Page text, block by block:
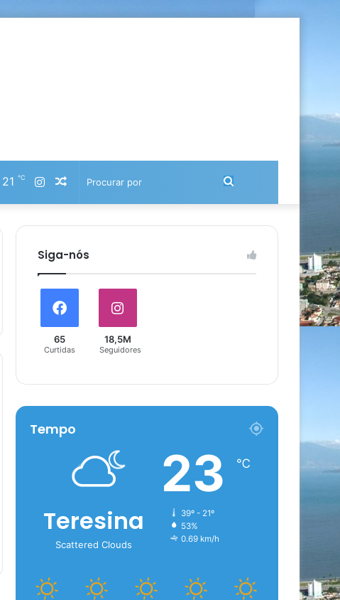
Procurar
por
Artigo
aleatório
Instagram
21 ℃
Siga-nós
65
Curtidas
18,5M
Seguidores
Tempo
Teresina
Scattered Clouds
23 ℃
39º - 21º
53%
0.69 km/h